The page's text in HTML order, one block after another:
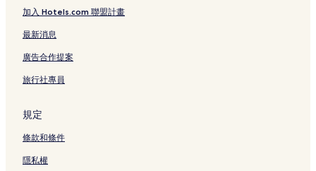
日光市的溫泉飯店
加入 Hotels.com 聯盟計畫
最新消息
廣告合作提案
旅行社專員
規定
條款和條件
隱私權